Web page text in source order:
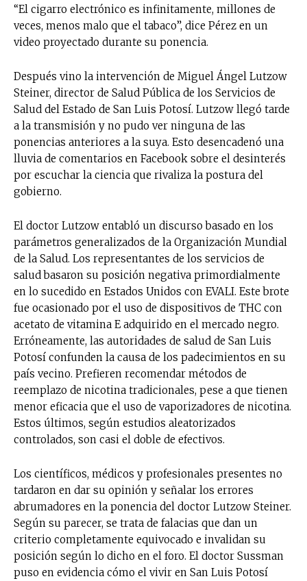
“El cigarro electrónico es infinitamente, millones de
veces, menos malo que el tabaco”, dice Pérez en un
video proyectado durante su ponencia.
Después vino la intervención de Miguel Ángel Lutzow
Steiner, director de Salud Pública de los Servicios de
Salud del Estado de San Luis Potosí. Lutzow llegó tarde
a la transmisión y no pudo ver ninguna de las
ponencias anteriores a la suya. Esto desencadenó una
lluvia de comentarios en Facebook sobre el desinterés
por escuchar la ciencia que rivaliza la postura del
gobierno.
El doctor Lutzow entabló un discurso basado en los
parámetros generalizados de la Organización Mundial
de la Salud. Los representantes de los servicios de
salud basaron su posición negativa primordialmente
en lo sucedido en Estados Unidos con EVALI. Este brote
fue ocasionado por el uso de dispositivos de THC con
acetato de vitamina E adquirido en el mercado negro.
Erróneamente, las autoridades de salud de San Luis
Potosí confunden la causa de los padecimientos en su
país vecino. Prefieren recomendar métodos de
reemplazo de nicotina tradicionales, pese a que tienen
menor eficacia que el uso de vaporizadores de nicotina.
Estos últimos, según estudios aleatorizados
controlados, son casi el doble de efectivos.
Los científicos, médicos y profesionales presentes no
tardaron en dar su opinión y señalar los errores
abrumadores en la ponencia del doctor Lutzow Steiner.
Según su parecer, se trata de falacias que dan un
criterio completamente equivocado e invalidan su
posición según lo dicho en el foro. El doctor Sussman
puso en evidencia cómo el vivir en San Luis Potosí